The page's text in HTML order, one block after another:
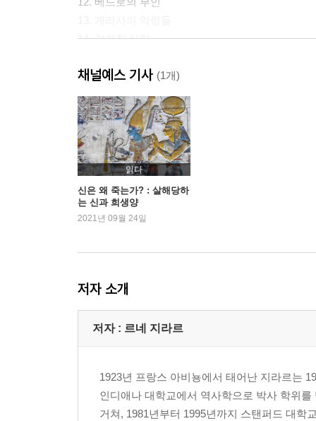
14. 갈라진 사탄
옮긴이 후기
채널예스 기사 (1개)
읽다
신은 왜 죽는가? : 살해당하
는 신과 희생양
2021년 09월 24일
저자 소개
저자 : 르네 지라르
1923년 프랑스 아비뇽에서 태어난 지라르는
인디애나 대학교에서 역사학으로 박사 학위
거쳐, 1981년부터 1995년까지 스탠퍼드 대학